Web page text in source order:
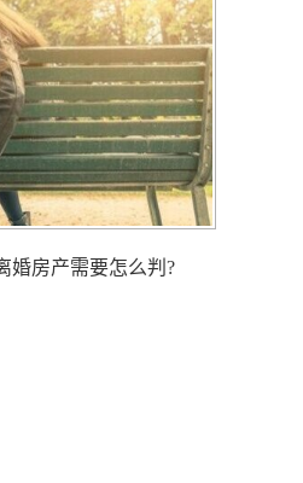
婚房产需要怎么判?